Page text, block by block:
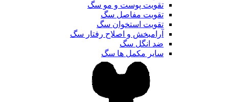
تقویت پوست و مو سگ
تقویت مفاصل سگ
تقویت استخوان سگ
آرامبخش و اصلاح رفتار سگ
ضد انگل سگ
سایر مکمل ها سگ